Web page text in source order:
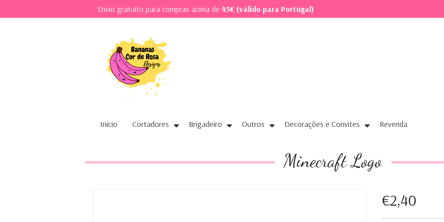
Envio gratuito para compras acima de 45€ (válido para Portugal)
Início Cortadores Brigadeiro Outros Decorações e Convites Revenda
Minecraft Logo
€2,40